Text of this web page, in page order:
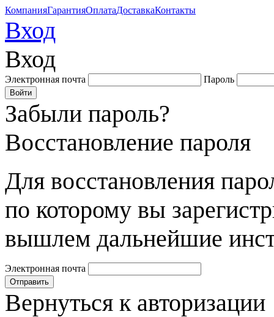
КомпанияГарантияОплатаДоставкаКонтакты
Вход
Вход
Электронная почта Пароль
Забыли пароль?
Восстановление пароля
Для восстановления
по которому вы
вышлем дальнейшие
Электронная почта
Вернуться к авторизации